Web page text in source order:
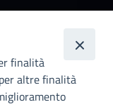
finalità
altre finalità